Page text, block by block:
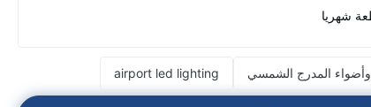
وأضواء المدرج الشمسي airport led lighting